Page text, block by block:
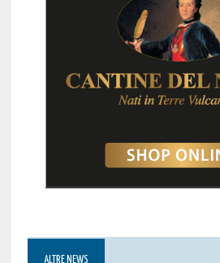
ALTRE NEWS